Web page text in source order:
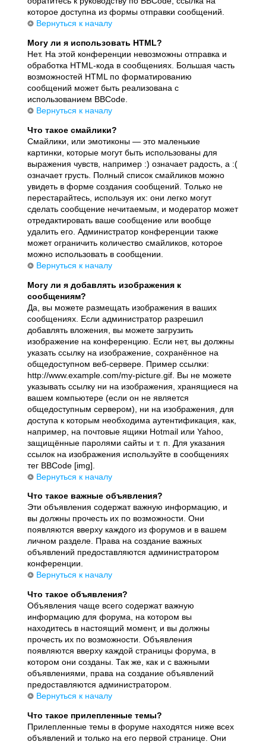
которое доступна из формы отправки сообщений.
Вернуться к началу
Могу ли я использовать HTML?
Нет. На этой конференции невозможны отправка и
обработка HTML-кода в сообщениях. Большая часть
возможностей HTML по форматированию
сообщений может быть реализована с
использованием BBCode.
Вернуться к началу
Что такое смайлики?
Смайлики, или эмотиконы — это маленькие
картинки, которые могут быть использованы для
выражения чувств, например :) означает радость, а :(
означает грусть. Полный список смайликов можно
увидеть в форме создания сообщений. Только не
перестарайтесь, используя их: они легко могут
сделать сообщение нечитаемым, и модератор может
отредактировать ваше сообщение или вообще
удалить его. Администратор конференции также
может ограничить количество смайликов, которое
можно использовать в сообщении.
Вернуться к началу
Могу ли я добавлять изображения к
сообщениям?
Да, вы можете размещать изображения в ваших
сообщениях. Если администратор разрешил
добавлять вложения, вы можете загрузить
изображение на конференцию. Если нет, вы должны
указать ссылку на изображение, сохранённое на
общедоступном веб-сервере. Пример ссылки:
http://www.example.com/my-picture.gif. Вы не можете
указывать ссылку ни на изображения, хранящиеся на
вашем компьютере (если он не является
общедоступным сервером), ни на изображения, для
доступа к которым необходима аутентификация, как,
например, на почтовые ящики Hotmail или Yahoo,
защищённые паролями сайты и т. п. Для указания
ссылок на изображения используйте в сообщениях
тег BBCode [img].
Вернуться к началу
Что такое важные объявления?
Эти объявления содержат важную информацию, и
вы должны прочесть их по возможности. Они
появляются вверху каждого из форумов и в вашем
личном разделе. Права на создание важных
объявлений предоставляются администратором
конференции.
Вернуться к началу
Что такое объявления?
Объявления чаще всего содержат важную
информацию для форума, на котором вы
находитесь в настоящий момент, и вы должны
прочесть их по возможности. Объявления
появляются вверху каждой страницы форума, в
котором они созданы. Так же, как и с важными
объявлениями, права на создание объявлений
предоставляются администратором.
Вернуться к началу
Что такое прилепленные темы?
Прилепленные темы в форуме находятся ниже всех
объявлений и только на его первой странице. Они